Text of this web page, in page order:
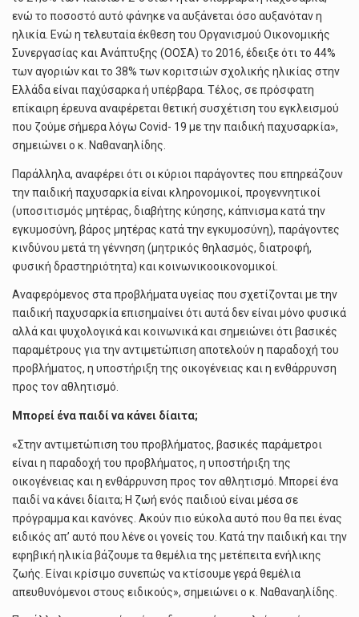
ενώ το ποσοστό αυτό φάνηκε να αυξάνεται όσο αυξανόταν η
ηλικία. Ενώ η τελευταία έκθεση του Οργανισμού Οικονομικής
Συνεργασίας και Ανάπτυξης (ΟΟΣΑ) το 2016, έδειξε ότι το 44%
των αγοριών και το 38% των κοριτσιών σχολικής ηλικίας στην
Ελλάδα είναι παχύσαρκα ή υπέρβαρα. Τέλος, σε πρόσφατη
επίκαιρη έρευνα αναφέρεται θετική συσχέτιση του εγκλεισμού
που ζούμε σήμερα λόγω Covid- 19 με την παιδική παχυσαρκία»,
σημειώνει ο κ. Ναθαναηλίδης.
Παράλληλα, αναφέρει ότι οι κύριοι παράγοντες που επηρεάζουν
την παιδική παχυσαρκία είναι κληρονομικοί, προγεννητικοί
(υποσιτισμός μητέρας, διαβήτης κύησης, κάπνισμα κατά την
εγκυμοσύνη, βάρος μητέρας κατά την εγκυμοσύνη), παράγοντες
κινδύνου μετά τη γέννηση (μητρικός θηλασμός, διατροφή,
φυσική δραστηριότητα) και κοινωνικοοικονομικοί.
Αναφερόμενος στα προβλήματα υγείας που σχετίζονται με την
παιδική παχυσαρκία επισημαίνει ότι αυτά δεν είναι μόνο φυσικά
αλλά και ψυχολογικά και κοινωνικά και σημειώνει ότι βασικές
παραμέτρους για την αντιμετώπιση αποτελούν η παραδοχή του
προβλήματος, η υποστήριξη της οικογένειας και η ενθάρρυνση
προς τον αθλητισμό.
Μπορεί ένα παιδί να κάνει δίαιτα;
«Στην αντιμετώπιση του προβλήματος, βασικές παράμετροι
είναι η παραδοχή του προβλήματος, η υποστήριξη της
οικογένειας και η ενθάρρυνση προς τον αθλητισμό. Μπορεί ένα
παιδί να κάνει δίαιτα; Η ζωή ενός παιδιού είναι μέσα σε
πρόγραμμα και κανόνες. Ακούν πιο εύκολα αυτό που θα πει ένας
ειδικός απ’ αυτό που λένε οι γονείς του. Κατά την παιδική και την
εφηβική ηλικία βάζουμε τα θεμέλια της μετέπειτα ενήλικης
ζωής. Είναι κρίσιμο συνεπώς να κτίσουμε γερά θεμέλια
απευθυνόμενοι στους ειδικούς», σημειώνει ο κ. Ναθαναηλίδης.